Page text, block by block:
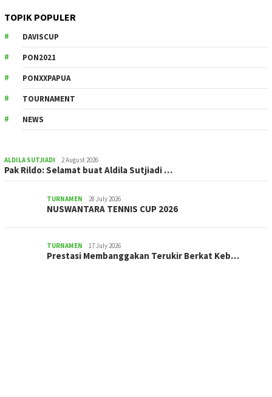
TOPIK POPULER
DAVISCUP
PON2021
PONXXPAPUA
TOURNAMENT
NEWS
ALDILA SUTJIADI 2 August 2026
Pak Rildo: Selamat buat Aldila Sutjiadi …
TURNAMEN 28 July 2026
NUSWANTARA TENNIS CUP 2026
TURNAMEN 17 July 2026
Prestasi Membanggakan Terukir Berkat Keb…